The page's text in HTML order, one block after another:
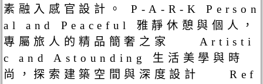
素融入感官設計。 P-A-R-K Person
al and Peaceful 雅靜休憩與個人，
專屬旅人的精品簡奢之家 Artisti
c and Astounding 生活美學與時
尚，探索建築空間與深度設計 Ref